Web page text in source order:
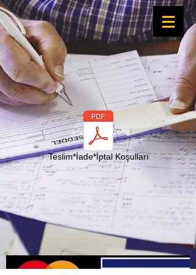
Teslim*İade*İptal Koşulları